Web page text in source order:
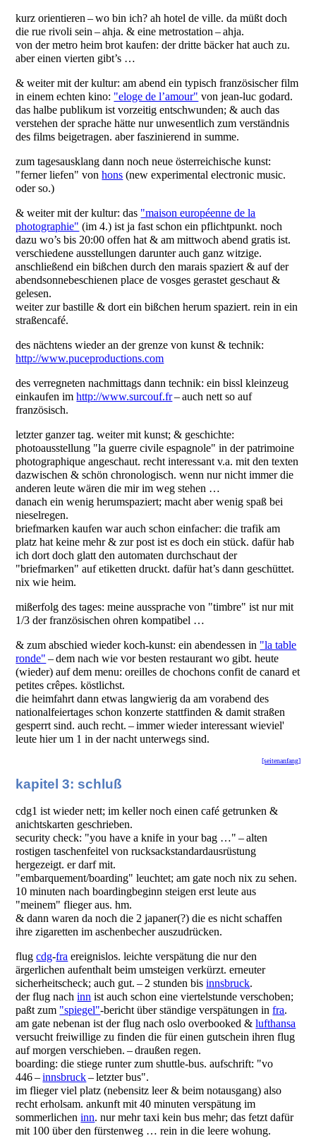
kurz orientieren – wo bin ich? ah hotel de ville. da müßt doch
die rue rivoli sein – ahja. & eine metrostation – ahja.
von der metro heim brot kaufen: der dritte bäcker hat auch zu.
aber einen vierten gibt’s …
& weiter mit der kultur: am abend ein typisch französischer film
in einem echten kino: "eloge de l’amour" von jean-luc godard.
das halbe publikum ist vorzeitig entschwunden; & auch das
verstehen der sprache hätte nur unwesentlich zum verständnis
des films beigetragen. aber faszinierend in summe.
zum tagesausklang dann noch neue österreichische kunst:
"ferner liefen" vonhons (new experimental electronic music.
oder so.)
& weiter mit der kultur: das "maison européenne de la
photographie" (im 4.) ist ja fast schon ein pflichtpunkt. noch
dazu wo’s bis 20:00 offen hat & am mittwoch abend gratis ist.
verschiedene ausstellungen darunter auch ganz witzige.
anschließend ein bißchen durch den marais spaziert & auf der
abendsonnebeschienen place de vosges gerastet geschaut &
gelesen.
weiter zur bastille & dort ein bißchen herum spaziert. rein in ein
straßencafé.
des nächtens wieder an der grenze von kunst & technik:
http://www.puceproductions.com
des verregneten nachmittags dann technik: ein bissl kleinzeug
einkaufen imhttp://www.surcouf.fr– auch nett so auf
französisch.
letzter ganzer tag. weiter mit kunst; & geschichte:
photoausstellung "la guerre civile espagnole" in der patrimoine
photographique angeschaut. recht interessant v.a. mit den texten
dazwischen & schön chronologisch. wenn nur nicht immer die
anderen leute wären die mir im weg stehen …
danach ein wenig herumspaziert; macht aber wenig spaß bei
nieselregen.
briefmarken kaufen war auch schon einfacher: die trafik am
platz hat keine mehr & zur post ist es doch ein stück. dafür hab
ich dort doch glatt den automaten durchschaut der
"briefmarken" auf etiketten druckt. dafür hat’s dann geschüttet.
nix wie heim.
mißerfolg des tages: meine aussprache von "timbre" ist nur mit
1/3 der französischen ohren kompatibel …
& zum abschied wieder koch-kunst: ein abendessen in "la table
ronde" – dem nach wie vor besten restaurant wo gibt. heute
(wieder) auf dem menu: oreilles de chochons confit de canard et
petites crêpes. köstlichst.
die heimfahrt dann etwas langwierig da am vorabend des
nationalfeiertages schon konzerte stattfinden & damit straßen
gesperrt sind. auch recht. – immer wieder interessant wieviel'
leute hier um 1 in der nacht unterwegs sind.
[seitenanfang]
kapitel 3: schluß
cdg1 ist wieder nett; im keller noch einen café getrunken &
anichtskarten geschrieben.
security check: "you have a knife in your bag …" – alten
rostigen taschenfeitel von rucksackstandardausrüstung
hergezeigt. er darf mit.
"embarquement/boarding" leuchtet; am gate noch nix zu sehen.
10 minuten nach boardingbeginn steigen erst leute aus
"meinem" flieger aus. hm.
& dann waren da noch die 2 japaner(?) die es nicht schaffen
ihre zigaretten im aschenbecher auszudrücken.
flugcdg-fra ereignislos. leichte verspätung die nur den
ärgerlichen aufenthalt beim umsteigen verkürzt. erneuter
sicherheitscheck; auch gut. – 2 stunden bisinnsbruck.
der flug nachinn ist auch schon eine viertelstunde verschoben;
paßt zum "spiegel"-bericht über ständige verspätungen infra.
am gate nebenan ist der flug nach oslo overbooked &lufthansa
versucht freiwillige zu finden die für einen gutschein ihren flug
auf morgen verschieben. – draußen regen.
boarding: die stiege runter zum shuttle-bus. aufschrift: "vo
446 –innsbruck– letzter bus".
im flieger viel platz (nebensitz leer & beim notausgang) also
recht erholsam. ankunft mit 40 minuten verspätung im
sommerlicheninn. nur mehr taxi kein bus mehr; das fetzt dafür
mit 100 über den fürstenweg … rein in die leere wohung.